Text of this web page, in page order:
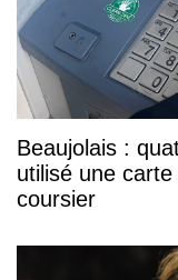
Beaujolais :
utilisé une
coursier